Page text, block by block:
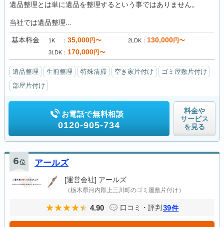
遺品整理とは単に遺品を整理するという事ではありません。
当社では遺品整理...
基本料金 1K 35,000円〜 2LDK 130,000円〜
3LDK 170,000円〜
遺品整理 生前整理 特殊清掃 空き家片付け
ゴミ屋敷片付け
部屋片付け
お電話で無料相談
0120-905-734
料金や
サービス
を見る
6位 アールズ
[運営会社] アールズ
（栃木県河内郡上三川町のゴミ屋敷片付け）
4.90 口コミ・評判 39件